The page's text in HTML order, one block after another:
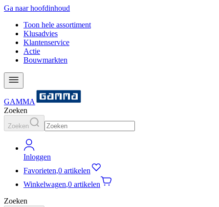
Ga naar hoofdinhoud
Toon hele assortiment
Klusadvies
Klantenservice
Actie
Bouwmarkten
GAMMA
Zoeken
Zoeken
Inloggen
Favorieten,0 artikelen
Winkelwagen,0 artikelen
Zoeken